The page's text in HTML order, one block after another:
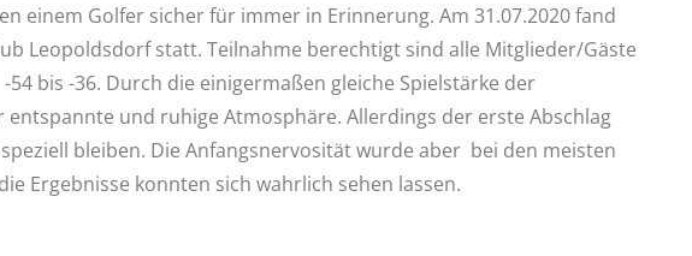
einem Golfer sicher für immer in Erinnerung. Am 31.07.2020 fand
Leopoldsdorf statt. Teilnahme berechtigt sind alle Mitglieder/Gäste
bis -36. Durch die einigermaßen gleiche Spielstärke der
und ruhige Atmosphäre. Allerdings der erste Abschlag
bleiben. Die Anfangsnervosität wurde aber bei den meisten
Ergebnisse konnten sich wahrlich sehen lassen.